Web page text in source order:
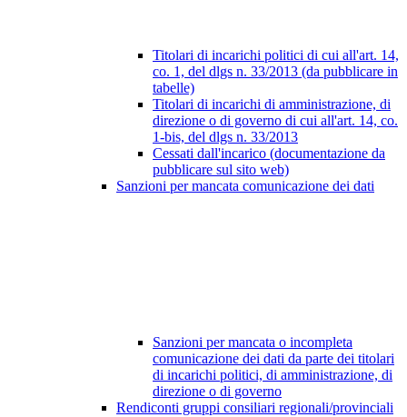
Titolari di incarichi politici di cui all'art. 14,
co. 1, del dlgs n. 33/2013 (da pubblicare in
tabelle)
Titolari di incarichi di amministrazione, di
direzione o di governo di cui all'art. 14, co.
1-bis, del dlgs n. 33/2013
Cessati dall'incarico (documentazione da
pubblicare sul sito web)
Sanzioni per mancata comunicazione dei dati
Sanzioni per mancata o incompleta
comunicazione dei dati da parte dei titolari
di incarichi politici, di amministrazione, di
direzione o di governo
Rendiconti gruppi consiliari regionali/provinciali